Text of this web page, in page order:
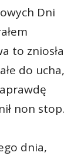
Dni
to zniosła
do ucha,
non stop.
dnia,